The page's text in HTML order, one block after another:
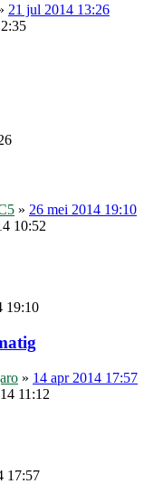
21 jul 2014 13:26
» 26 mei 2014 19:10
10:52
19:10
» 14 apr 2014 17:57
11:12
17:57